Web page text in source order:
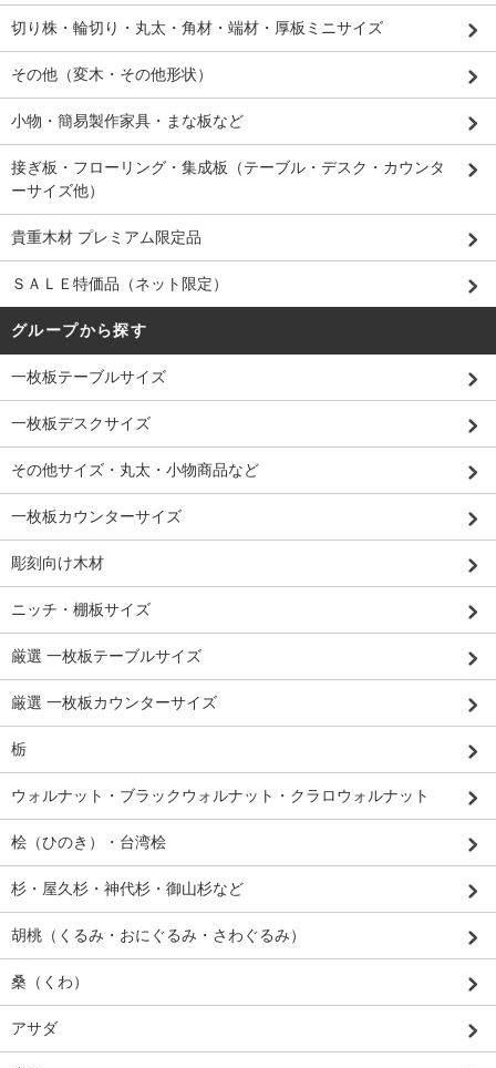
切り株・輪切り・丸太・角材・端材・厚板ミニサイズ
その他（変木・その他形状）
小物・簡易製作家具・まな板など
接ぎ板・フローリング・集成板（テーブル・デスク・カウンタ
ーサイズ他）
貴重木材 プレミアム限定品
ＳＡＬＥ特価品（ネット限定）
グループから探す
一枚板テーブルサイズ
一枚板デスクサイズ
その他サイズ・丸太・小物商品など
一枚板カウンターサイズ
彫刻向け木材
ニッチ・棚板サイズ
厳選 一枚板テーブルサイズ
厳選 一枚板カウンターサイズ
栃
ウォルナット・ブラックウォルナット・クラロウォルナット
桧（ひのき）・台湾桧
杉・屋久杉・神代杉・御山杉など
胡桃（くるみ・おにぐるみ・さわぐるみ）
桑（くわ）
アサダ